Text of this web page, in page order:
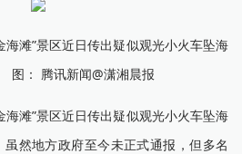
滩”景区近日传出疑似观光小火车坠海
图： 腾讯新闻@潇湘晨报
滩”景区近日传出疑似观光小火车坠海
然地方政府至今未正式通报，但多名